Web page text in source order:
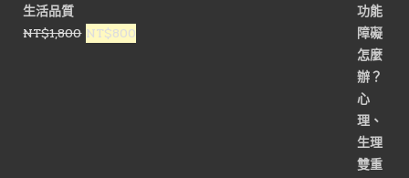
生活品質
NT$1,800 原
NT$800